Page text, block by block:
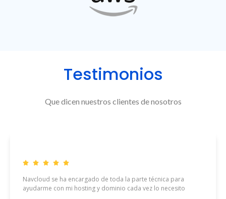
Testimonios
Que dicen nuestros clientes de nosotros
Navcloud se ha encargado de toda la parte técnica para
ayudarme con mi hosting y dominio cada vez lo necesito